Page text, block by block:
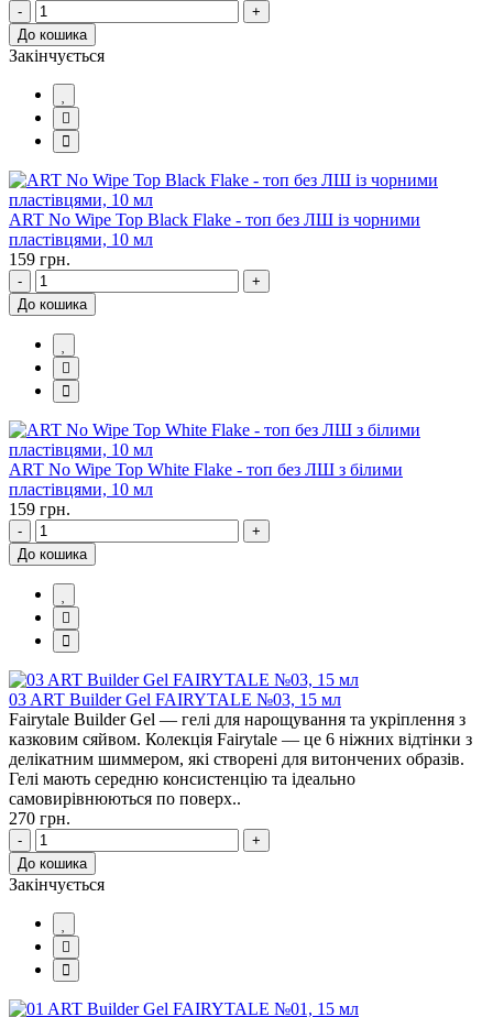
-
+
До кошика
Закінчується
ART No Wipe Top Black Flake - топ без ЛШ із чорними
пластівцями, 10 мл
159 грн.
-
+
До кошика
ART No Wipe Top White Flake - топ без ЛШ з білими
пластівцями, 10 мл
159 грн.
-
+
До кошика
03 ART Builder Gel FAIRYTALE №03, 15 мл
Fairytale Builder Gel — гелі для нарощування та укріплення з
казковим сяйвом. Колекція Fairytale — це 6 ніжних відтінки з
делікатним шиммером, які створені для витончених образів.
Гелі мають середню консистенцію та ідеально
самовирівнюються по поверх..
270 грн.
-
+
До кошика
Закінчується